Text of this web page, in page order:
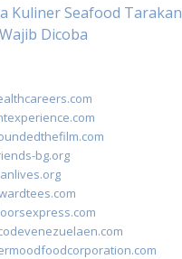
Kuliner Seafood Tarakan
Dicoba
bg.org